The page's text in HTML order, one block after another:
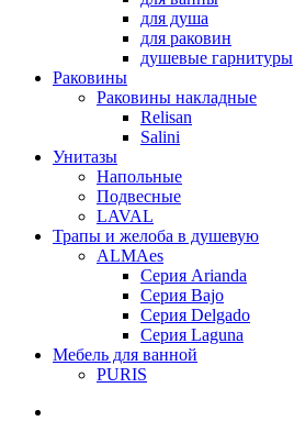
для душа
для раковин
душевые гарнитуры
Раковины
Раковины накладные
Relisan
Salini
Унитазы
Напольные
Подвесные
LAVAL
Трапы и желоба в душевую
ALMAes
Серия Arianda
Серия Bajo
Серия Delgado
Серия Laguna
Мебель для ванной
PURIS